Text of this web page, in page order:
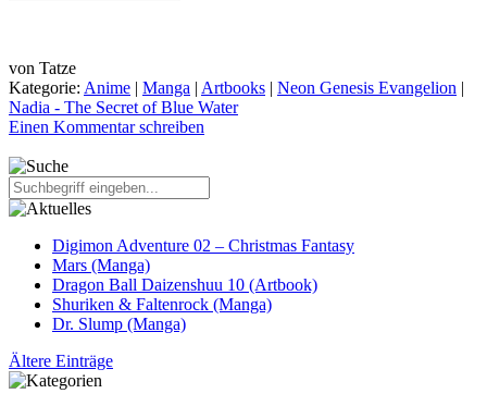
von Tatze
Kategorie: Anime | Manga | Artbooks | Neon Genesis Evangelion |
Nadia - The Secret of Blue Water
Einen Kommentar schreiben
Digimon Adventure 02 – Christmas Fantasy
Mars (Manga)
Dragon Ball Daizenshuu 10 (Artbook)
Shuriken & Faltenrock (Manga)
Dr. Slump (Manga)
Ältere Einträge